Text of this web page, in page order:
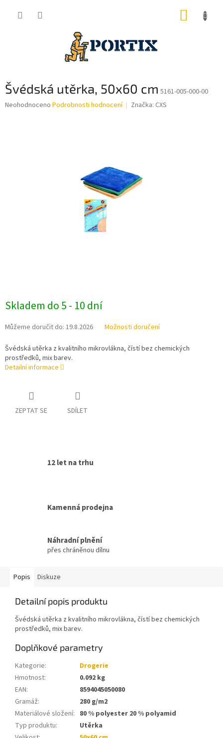
Švédská utěrka, 50x60 cm 5161-005-000-00
Průměrné
Neohodnoceno Podrobnosti hodnocení Značka: CXS
Skladem do 5 - 10 dní
Můžeme doručit do: 19.8.2026 Možnosti doručení
Švédská utěrka z kvalitního mikrovlákna, čístí bez chemických
prostředků, mix barev.
Detailní informace
ZEPTAT SE SDÍLET
12 let na trhu
Kamenná prodejna
Náhradní plnění
přes chráněnou dílnu
Popis Diskuze
Detailní popis produktu
Švédská utěrka z kvalitního mikrovlákna, čístí bez chemických
prostředků, mix barev.
Doplňkové parametry
Kategorie:
Drogerie
Hmotnost:
0.092 kg
EAN:
8594045050080
Gramáž:
280 g/m2
Materiálové složení: 80 % polyester 20 % polyamid
Typ produktu:
Utěrka